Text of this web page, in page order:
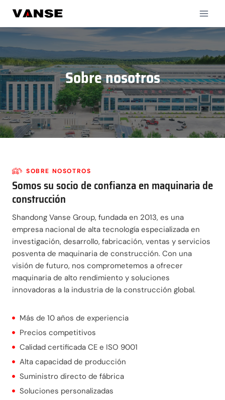
contenido
Sobre nosotros
SOBRE NOSOTROS
Somos su socio de confianza en maquinaria de
construcción
Shandong Vanse Group, fundada en 2013, es una
empresa nacional de alta tecnología especializada en
investigación, desarrollo, fabricación, ventas y servicios
posventa de maquinaria de construcción. Con una
visión de futuro, nos comprometemos a ofrecer
maquinaria de alto rendimiento y soluciones
innovadoras a la industria de la construcción global.
Más de 10 años de experiencia
Precios competitivos
Calidad certificada CE e ISO 9001
Alta capacidad de producción
Suministro directo de fábrica
Soluciones personalizadas